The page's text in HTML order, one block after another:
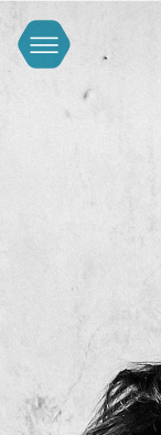
FACEBOOKINSTAGRAM